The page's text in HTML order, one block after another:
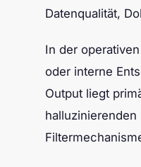
Datenqualität,
In der
oder interne
Output liegt